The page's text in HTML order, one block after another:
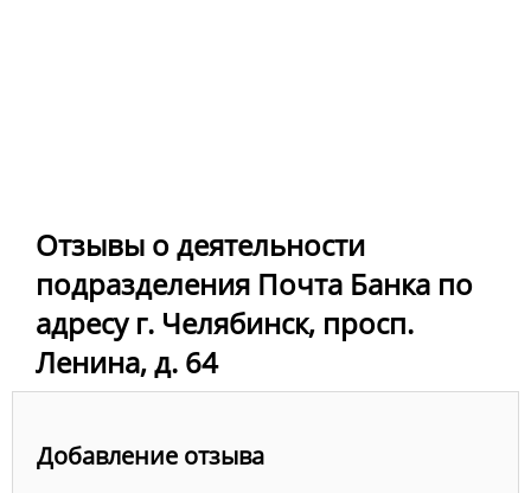
Отзывы о деятельности
подразделения Почта Банка по
адресу г. Челябинск, просп.
Ленина, д. 64
Добавление отзыва